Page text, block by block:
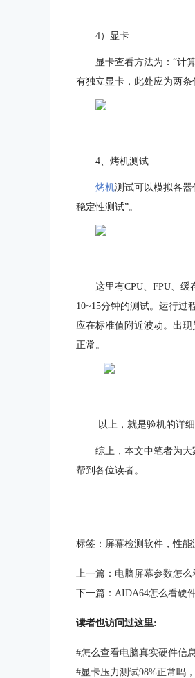
4）显卡
显卡查看方法为：“计
有独立显卡，此处应为两
4、烤机测试
烤机测试可以模拟各器
稳定性测试”。
这里有CPU、FPU、缓
10~15分钟的测试。运行过
应在标准值附近波动。出
正常。
以上，就是验机的详细
综上，本文中笔者为
帮到各位读者。
标签： 屏幕检测软件 ，性能
上一篇： 电脑屏幕参数怎
下一篇： AIDA64怎么看硬
读者也访问过这里:
#怎么查看电脑真实硬件信
#显卡压力测试98%正常吗